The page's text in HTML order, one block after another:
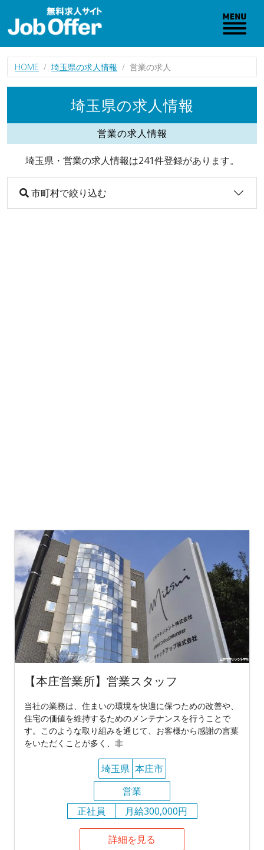
HOME 埼玉県の求人情報 営業の求人
埼玉県の求人情報
営業の求人情報
埼玉県・営業の求人情報は241件登録があります。
市町村で絞り込む
【本庄営業所】営業スタッフ
当社の業務は、住まいの環境を快適に保つための改善や、
住宅の価値を維持するためのメンテナンスを行うことで
す。このような取り組みを通じて、お客様から感謝の言葉
をいただくことが多く、非
埼玉県 本庄市
営業
正社員
月給300,000円
詳細を見る